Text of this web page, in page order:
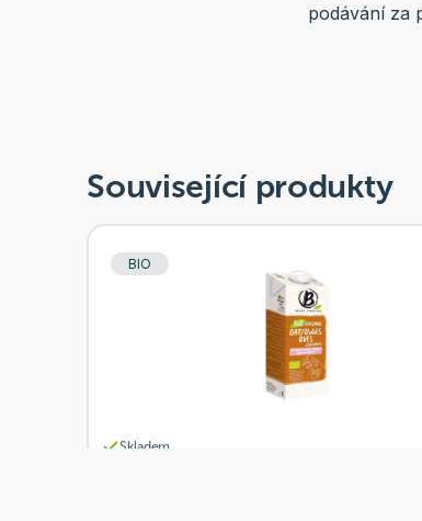
podávání za
Související produkty
BIO
Skladem